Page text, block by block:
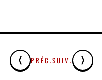
PRÉC.SUIV.